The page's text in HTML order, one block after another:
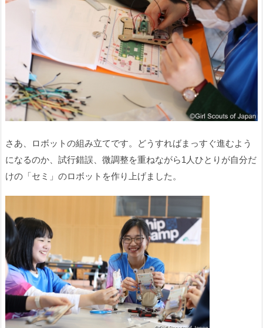
さあ、ロボットの組み立てです。どうすればまっすぐ進むよう
になるのか、試行錯誤、微調整を重ねながら1人ひとりが自分だ
けの「セミ」のロボットを作り上げました。